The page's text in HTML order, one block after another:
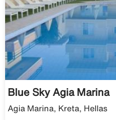
Blue Sky Agia Marina
Agia Marina, Kreta, Hellas